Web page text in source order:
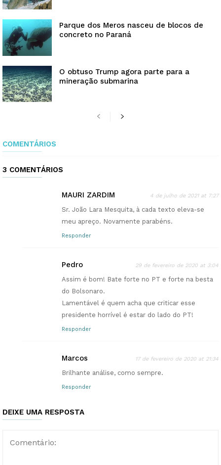
Parque dos Meros nasceu de blocos de
concreto no Paraná
O obtuso Trump agora parte para a
mineração submarina
COMENTÁRIOS
3 COMENTÁRIOS
MAURI ZARDIM 4 de julho de 2021 at 7:27
Sr. João Lara Mesquita, à cada texto eleva-se
meu apreço. Novamente parabéns.
Responder
Pedro 29 de fevereiro de 2020 at 3:04
Assim é bom! Bate forte no PT e forte na besta
do Bolsonaro.
Lamentável é quem acha que criticar esse
presidente horrível é estar do lado do PT!
Responder
Marcos 17 de fevereiro de 2020 at 21:34
Brilhante análise, como sempre.
Responder
DEIXE UMA RESPOSTA